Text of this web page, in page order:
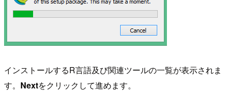
インストールするR言語及び関連ツールの一覧が表示されま
す。 Nextをクリックして進めます。